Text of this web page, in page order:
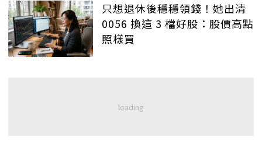
只想退休後穩穩領錢！她出清
0056 換這 3 檔好股：股價高點
照樣買